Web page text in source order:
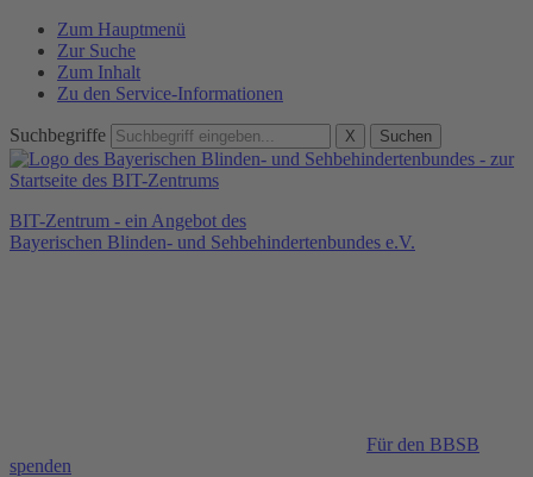
Zum Hauptmenü
Zur Suche
Zum Inhalt
Zu den Service-Informationen
Suchbegriffe X Suchen
BIT-Zentrum - ein Angebot des
Bayerischen Blinden- und Sehbehindertenbundes e.V.
Für den BBSB
spenden